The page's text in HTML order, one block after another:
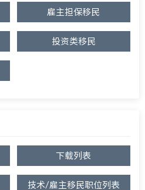
雇主担保移民
投资类移民
下载列表
技术/雇主移民职位列表